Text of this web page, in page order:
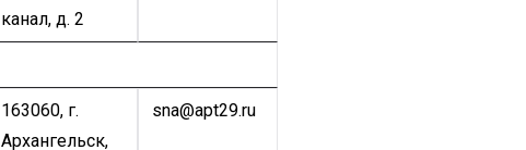
канал, д. 2
163060, г.
Архангельск,
sna@apt29.ru